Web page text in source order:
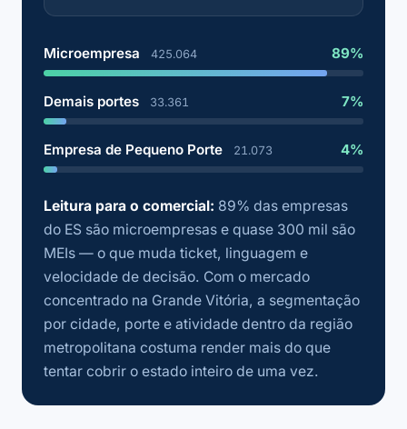
Microempresa 425.064 89%
Demais portes 33.361 7%
Empresa de Pequeno Porte 21.073 4%
Leitura para o comercial: 89% das empresas
do ES são microempresas e quase 300 mil são
MEIs — o que muda ticket, linguagem e
velocidade de decisão. Com o mercado
concentrado na Grande Vitória, a segmentação
por cidade, porte e atividade dentro da região
metropolitana costuma render mais do que
tentar cobrir o estado inteiro de uma vez.